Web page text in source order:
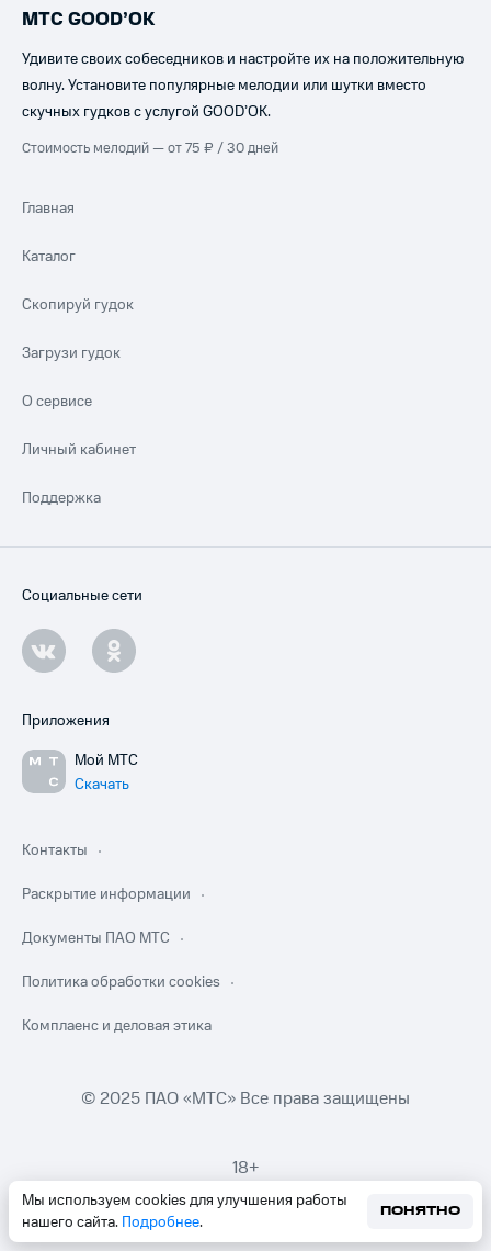
Мы используем cookies для улучшения работы
нашего сайта. Подробнее.
ПОНЯТНО
МТС GOOD’OK
Удивите своих собеседников и настройте их на положительную
волну. Установите популярные мелодии или шутки вместо
скучных гудков с услугой GOOD’OK.
Стоимость мелодий — от 75 ₽ / 30 дней
Главная
Каталог
Скопируй гудок
Загрузи гудок
О сервисе
Личный кабинет
Поддержка
Социальные сети
Приложения
Мой МТС
Скачать
Контакты
Раскрытие информации
Документы ПАО МТС
Политика обработки cookies
Комплаенс и деловая этика
© 2025 ПАО «МТС» Все права защищены
18+